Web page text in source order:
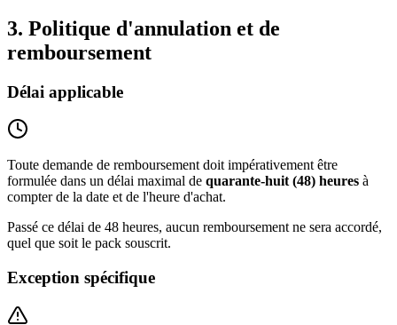
3. Politique d'annulation et de
remboursement
Délai applicable
Toute demande de remboursement doit impérativement être
formulée dans un délai maximal de quarante-huit (48) heures à
compter de la date et de l'heure d'achat.
Passé ce délai de 48 heures, aucun remboursement ne sera accordé,
quel que soit le pack souscrit.
Exception spécifique